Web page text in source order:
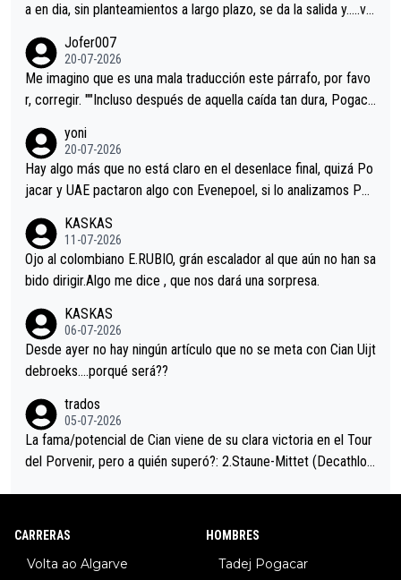
a en dia, sin planteamientos a largo plazo, se da la salida y…..ve
Minguez, Velez etc etc.Me da pena vivir estos momentos tan
tristes sin victorias.
Jofer007
20-07-2026
Me imagino que es una mala traducción este párrafo, por favo
r, corregir. ""Incluso después de aquella caída tan dura, Pogaca
permaneció pegado a su rueda. Parecía increíble la forma en l
a que era capaz de controlar el miedo", recordó."
yoni
20-07-2026
Hay algo más que no está claro en el desenlace final, quizá Po
jacar y UAE pactaron algo con Evenepoel, si lo analizamos Poj
i sin pedalear, luego está el saludo con Evenepoel dándose la
mano de una manera muy fraternal, más allá de los típicos toqu
es en el hombro con que saludaba a Vingegard. Ahí hubo una in
eta, a ver si por querer poner a Del Toro con calzador en posi
ción de podio UAE y Pojacar se van complicar el tour.
KASKAS
11-07-2026
Ojo al colombiano E.RUBIO, grán escalador al que aún no han sa
bido dirigir.Algo me dice , que nos dará una sorpresa.
KASKAS
06-07-2026
Desde ayer no hay ningún artículo que no se meta con Cian Uijt
debroeks….porqué será??
trados
05-07-2026
La fama/potencial de Cian viene de su clara victoria en el Tour
del Porvenir, pero a quién superó?: 2.Staune-Mittet (Decathlon,
8.Lenny Martinez (Bahrein), 9. Van Belle (Visma), 10. Vacek (Li
CARRERAS
Volta ao Algarve
HOMBRES
Tadej Pogacar